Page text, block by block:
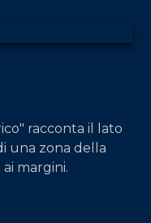
racconta il lato
una zona della
margini.